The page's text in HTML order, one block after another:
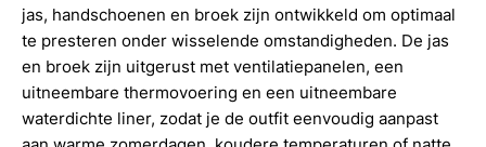
jas, handschoenen en broek zijn ontwikkeld om optimaal
te presteren onder wisselende omstandigheden. De jas
en broek zijn uitgerust met ventilatiepanelen, een
uitneembare thermovoering en een uitneembare
waterdichte liner, zodat je de outfit eenvoudig aanpast